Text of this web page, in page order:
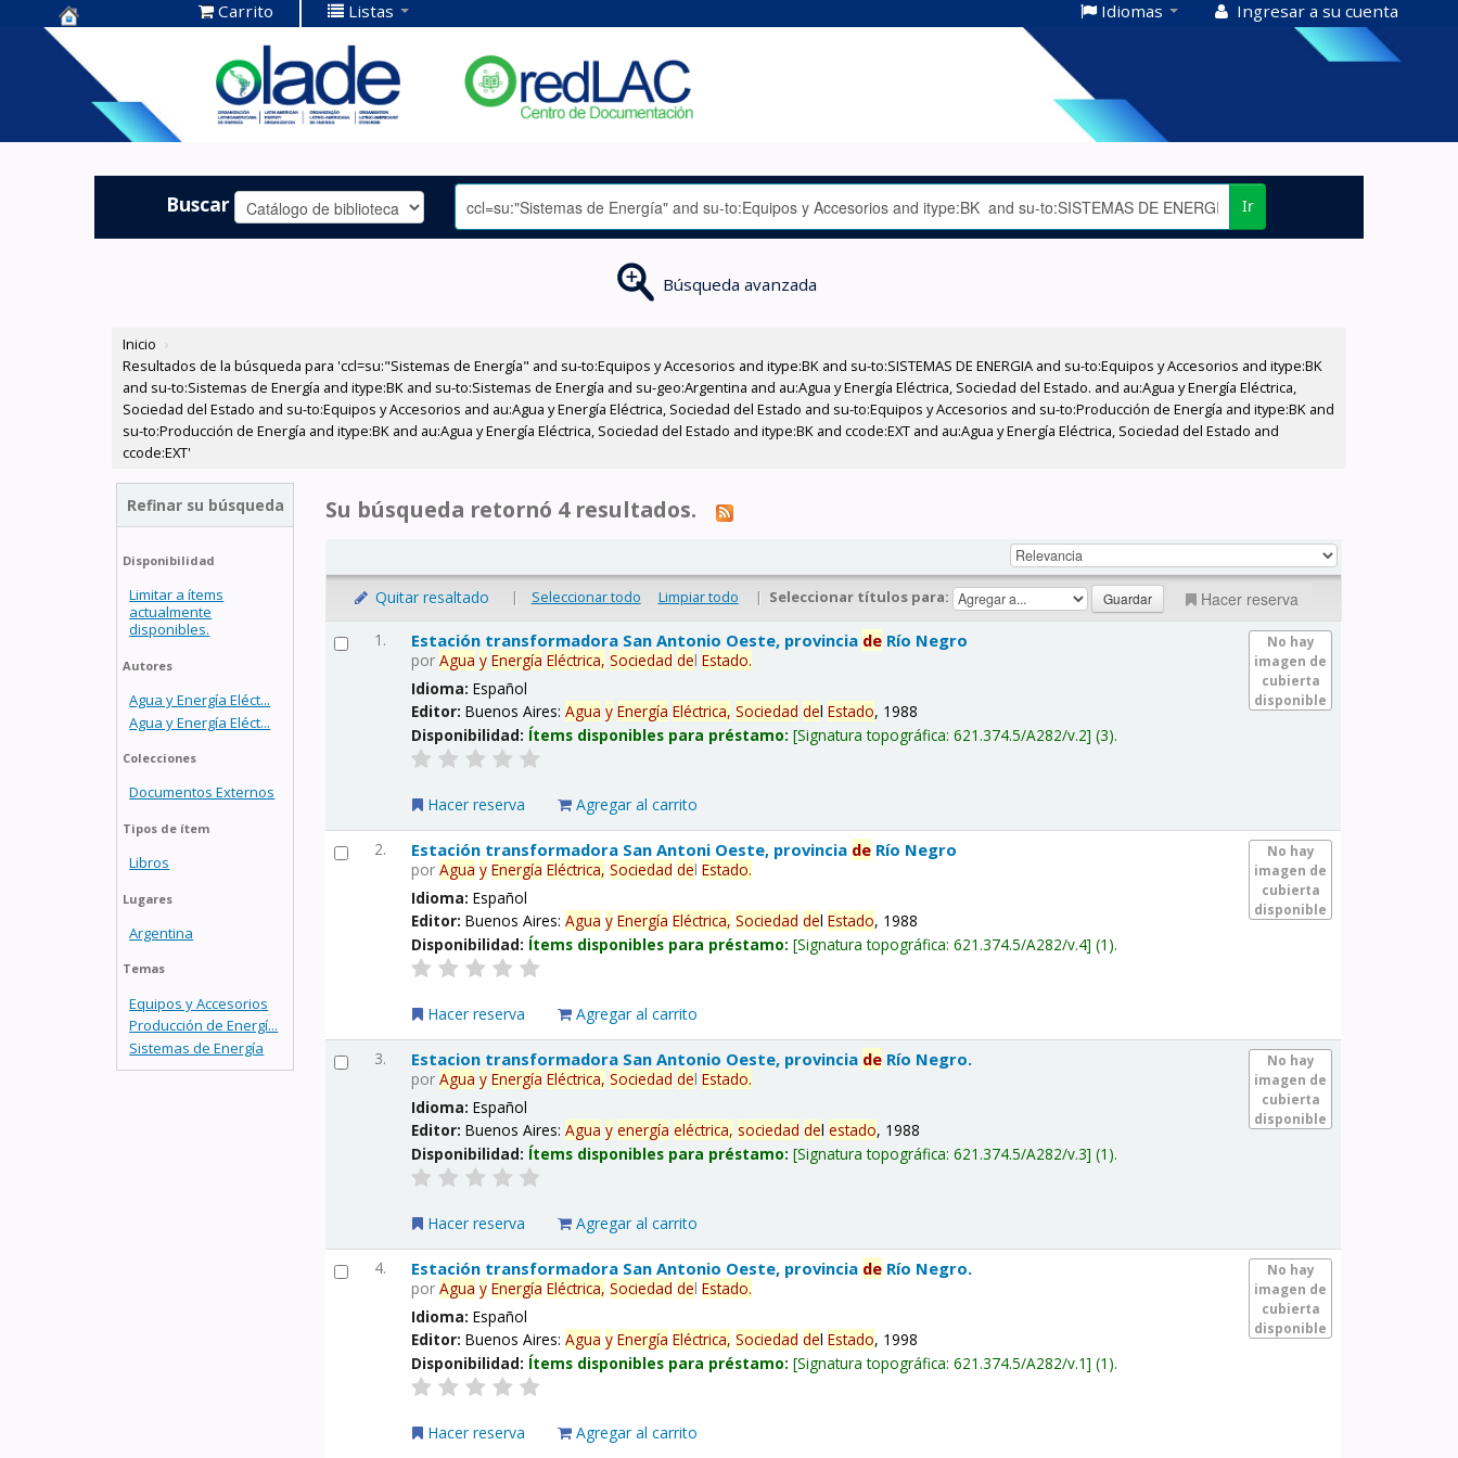
Centro de
Documentación
OLADE -
Carrito Listas Idiomas Ingresar a su cuenta
Buscar Ir
Búsqueda avanzada
Inicio ›
Resultados de la búsqueda para 'ccl=su:"Sistemas de Energía" and su-to:Equipos y Accesorios and itype:BK and su-to:SISTEMAS DE ENERGIA and su-to:Equipos y Accesorios and itype:BK
and su-to:Sistemas de Energía and itype:BK and su-to:Sistemas de Energía and su-geo:Argentina and au:Agua y Energía Eléctrica, Sociedad del Estado. and au:Agua y Energía Eléctrica,
Sociedad del Estado and su-to:Equipos y Accesorios and au:Agua y Energía Eléctrica, Sociedad del Estado and su-to:Equipos y Accesorios and su-to:Producción de Energía and itype:BK and
su-to:Producción de Energía and itype:BK and au:Agua y Energía Eléctrica, Sociedad del Estado and itype:BK and ccode:EXT and au:Agua y Energía Eléctrica, Sociedad del Estado and
ccode:EXT'
Refinar su búsqueda
Disponibilidad
Limitar a ítems
actualmente
disponibles.
Autores
Agua y Energía Eléct...
Agua y Energía Eléct...
Colecciones
Documentos Externos
Tipos de ítem
Libros
Lugares
Argentina
Temas
Equipos y Accesorios
Producción de Energí...
Sistemas de Energía
Su búsqueda retornó 4 resultados.
Quitar resaltado | Seleccionar todo Limpiar todo | Seleccionar títulos para: Hacer reserva
1.
No hay
imagen de
cubierta
disponible
Estación transformadora San Antonio Oeste, provincia de Río Negro
porAgua y Energía Eléctrica, Sociedad delEstado.
Idioma:Español
Editor:Buenos Aires:Agua y Energía Eléctrica, Sociedad delEstado, 1988
Disponibilidad: Ítems disponibles para préstamo: Signatura topográfica:621.374.5/A282/v.2 (3).
Hacer reserva Agregar al carrito
2.
No hay
imagen de
cubierta
disponible
Estación transformadora San Antoni Oeste, provincia de Río Negro
porAgua y Energía Eléctrica, Sociedad delEstado.
Idioma:Español
Editor:Buenos Aires:Agua y Energía Eléctrica, Sociedad delEstado, 1988
Disponibilidad: Ítems disponibles para préstamo: Signatura topográfica:621.374.5/A282/v.4 (1).
Hacer reserva Agregar al carrito
3.
No hay
imagen de
cubierta
disponible
Estacion transformadora San Antonio Oeste, provincia de Río Negro.
porAgua y Energía Eléctrica, Sociedad delEstado.
Idioma:Español
Editor:Buenos Aires:Agua y energía eléctrica, sociedad delestado, 1988
Disponibilidad: Ítems disponibles para préstamo: Signatura topográfica:621.374.5/A282/v.3 (1).
Hacer reserva Agregar al carrito
4.
No hay
imagen de
cubierta
disponible
Estación transformadora San Antonio Oeste, provincia de Río Negro.
porAgua y Energía Eléctrica, Sociedad delEstado.
Idioma:Español
Editor:Buenos Aires:Agua y Energía Eléctrica, Sociedad delEstado, 1998
Disponibilidad: Ítems disponibles para préstamo: Signatura topográfica:621.374.5/A282/v.1 (1).
Hacer reserva Agregar al carrito